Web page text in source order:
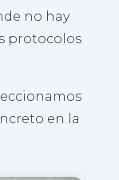
no hay
protocolos
en la